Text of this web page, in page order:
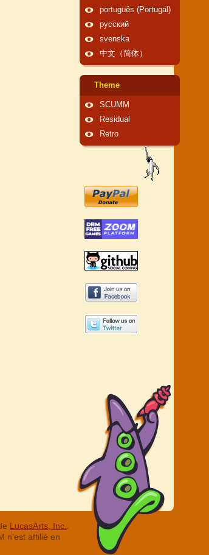
português (Portugal)
русский
svenska
中文（简体）
Theme
SCUMM
Residual
Retro
LucasArts, Inc.
n'est affilié en